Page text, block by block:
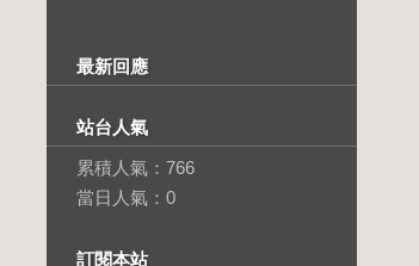
最新回應
站台人氣
累積人氣： 766
當日人氣： 0
訂閱本站